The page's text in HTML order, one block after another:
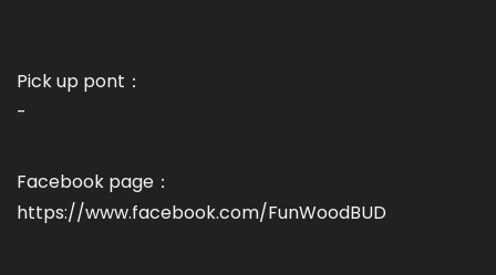
Pick up pont：
-
Facebook page：
https://www.facebook.com/FunWoodBUD